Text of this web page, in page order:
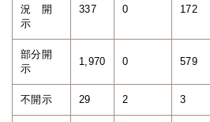
況 開
示
337 0 172
部分開
示
1,970 0 579
不開示 29 2 3